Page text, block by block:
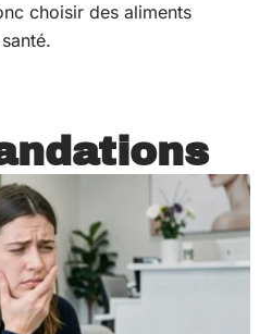
choisir des aliments